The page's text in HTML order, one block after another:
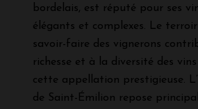
bordelais, est réputé pour ses
élégants et complexes. Le
savoir-faire des vignerons
richesse et à la diversité des
cette appellation prestigieuse.
de Saint-Émilion repose